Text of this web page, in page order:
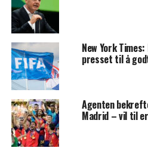
New York
presset til å
Agenten
Madrid – vil til